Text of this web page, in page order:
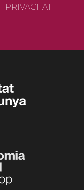
PRIVACITAT